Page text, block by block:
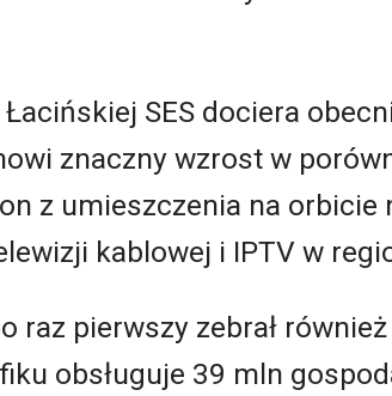
SES dociera
znaczny wzrost w
z umieszczenia na orbicie
kablowej i IPTV w
raz pierwszy zebrał
obsługuje 39 mln